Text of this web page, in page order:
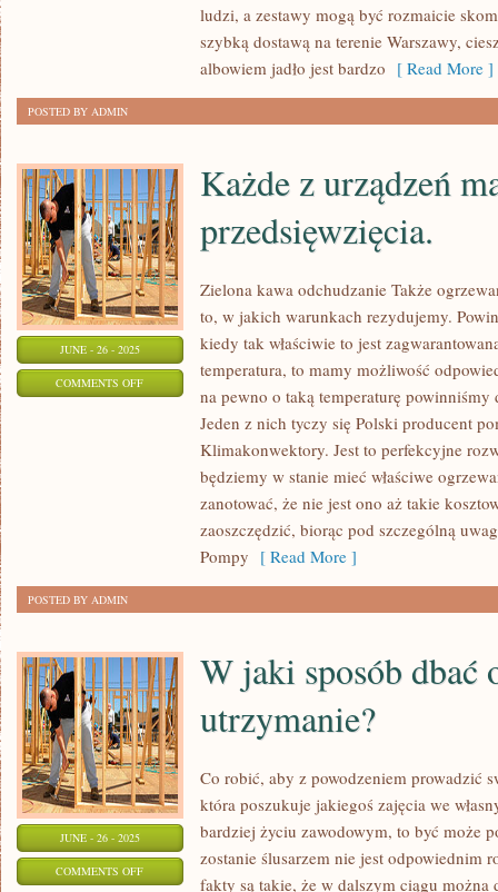
ludzi, a zestawy mogą być rozmaicie
szybką dostawą na terenie Warszawy,
albowiem jadło jest bardzo [ Read More ]
POSTED BY ADMIN
JUNE - 26 - 2025
COMMENTS OFFON
Każde z urządzeń
przedsięwzięcia.
Zielona kawa odchudzanie Także
to, w jakich warunkach rezydujemy.
kiedy tak właściwie to jest
temperatura, to mamy możliwość
na pewno o taką temperaturę
Jeden z nich tyczy się Polski producent
Klimakonwektory. Jest to perfekcyjne
będziemy w stanie mieć właściwe
zanotować, że nie jest ono aż takie
zaoszczędzić, biorąc pod szczególną
Pompy [ Read More ]
POSTED BY ADMIN
JUNE - 26 - 2025
COMMENTS OFFON
W jaki sposób dbać
utrzymanie?
Co robić, aby z powodzeniem prowadzić
która poszukuje jakiegoś zajęcia we
bardziej życiu zawodowym, to być może
zostanie ślusarzem nie jest odpowiednim
fakty są takie, że w dalszym ciągu można